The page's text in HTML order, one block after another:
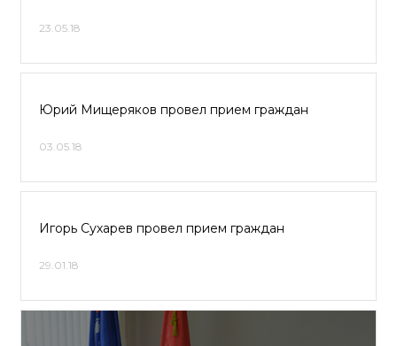
23.05.18
Юрий Мищеряков провел прием граждан
03.05.18
Игорь Сухарев провел прием граждан
29.01.18